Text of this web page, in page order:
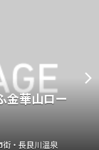
金華山ロー
街・長良川温泉